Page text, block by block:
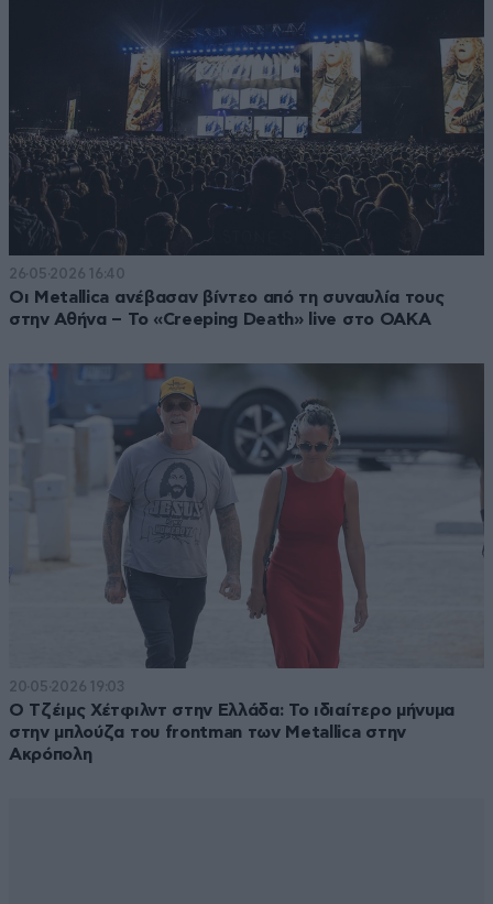
26·05·2026 16:40
Οι Metallica ανέβασαν βίντεο από τη συναυλία τους
στην Αθήνα – Το «Creeping Death» live στο ΟΑΚΑ
20·05·2026 19:03
Ο Τζέιμς Χέτφιλντ στην Ελλάδα: Το ιδιαίτερο μήνυμα
στην μπλούζα του frontman των Metallica στην
Ακρόπολη